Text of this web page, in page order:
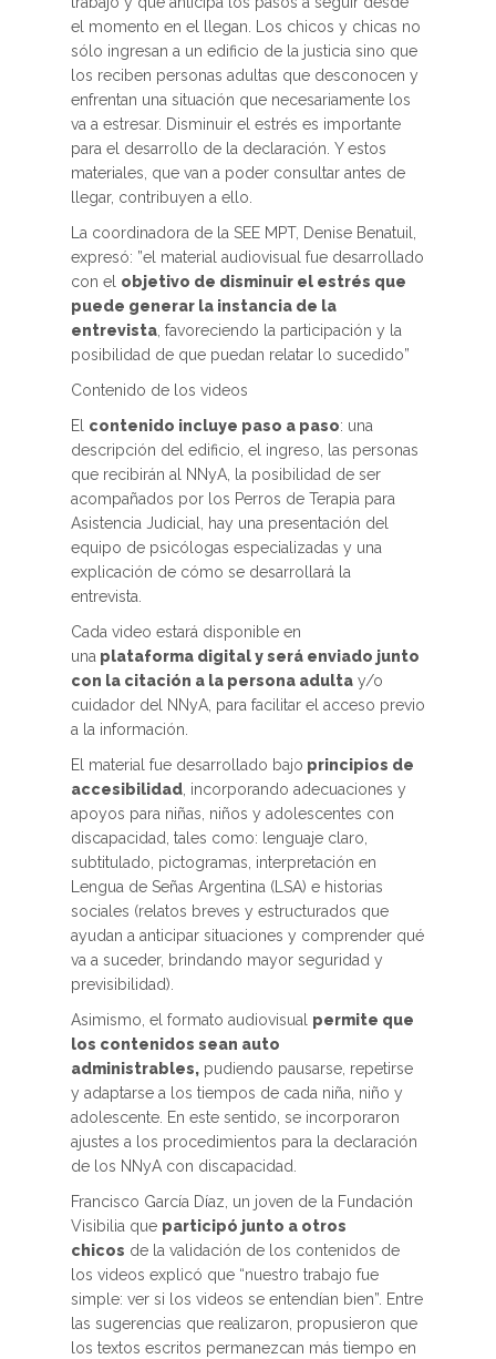
el momento en el llegan. Los chicos y chicas no
sólo ingresan a un edificio de la justicia sino que
los reciben personas adultas que desconocen y
enfrentan una situación que necesariamente los
va a estresar. Disminuir el estrés es importante
para el desarrollo de la declaración. Y estos
materiales, que van a poder consultar antes de
llegar, contribuyen a ello.
La coordinadora de la SEE MPT, Denise Benatuil,
expresó: ”el material audiovisual fue desarrollado
con el objetivo de disminuir el estrés que
puede generar la instancia de la
entrevista , favoreciendo la participación y la
posibilidad de que puedan relatar lo sucedido”
Contenido de los videos
El contenido incluye paso a paso: una
descripción del edificio, el ingreso, las personas
que recibirán al NNyA, la posibilidad de ser
acompañados por los Perros de Terapia para
Asistencia Judicial, hay una presentación del
equipo de psicólogas especializadas y una
explicación de cómo se desarrollará la
entrevista.
Cada video estará disponible en
una plataforma digital y será enviado junto
con la citación a la persona adulta y/o
cuidador del NNyA, para facilitar el acceso previo
a la información.
El material fue desarrollado bajo principios de
accesibilidad , incorporando adecuaciones y
apoyos para niñas, niños y adolescentes con
discapacidad, tales como: lenguaje claro,
subtitulado, pictogramas, interpretación en
Lengua de Señas Argentina (LSA) e historias
sociales (relatos breves y estructurados que
ayudan a anticipar situaciones y comprender qué
va a suceder, brindando mayor seguridad y
previsibilidad).
Asimismo, el formato audiovisual permite que
los contenidos sean auto
administrables, pudiendo pausarse, repetirse
y adaptarse a los tiempos de cada niña, niño y
adolescente. En este sentido, se incorporaron
ajustes a los procedimientos para la declaración
de los NNyA con discapacidad.
Francisco García Díaz, un joven de la Fundación
Visibilia que participó junto a otros
chicos de la validación de los contenidos de
los videos explicó que “nuestro trabajo fue
simple: ver si los videos se entendían bien”. Entre
las sugerencias que realizaron, propusieron que
los textos escritos permanezcan más tiempo en